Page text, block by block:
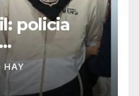
policia
HAY